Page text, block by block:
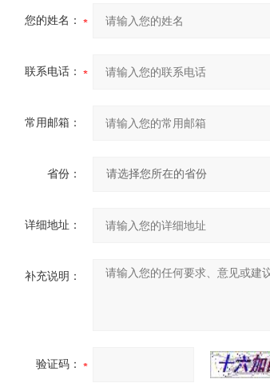
您的姓名：
联系电话：
常用邮箱：
省份：
详细地址：
补充说明：
验证码：